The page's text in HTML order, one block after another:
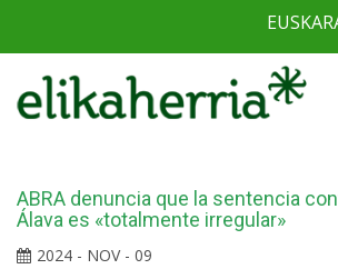
ABRA denuncia que la sentencia
Álava es «totalmente irregular»
2024 - NOV - 09